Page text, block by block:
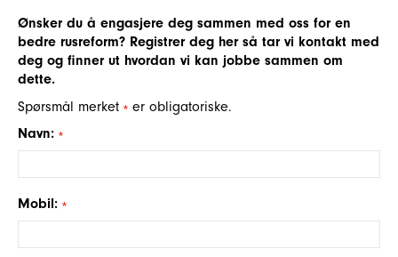
Ønsker du å engasjere deg sammen med oss for en
bedre rusreform? Registrer deg her så tar vi kontakt med
deg og finner ut hvordan vi kan jobbe sammen om
dette.
Spørsmål merket
er obligatoriske.
Navn:
Mobil: